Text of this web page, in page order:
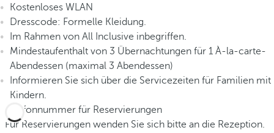
Kostenloses WLAN
Dresscode: Formelle Kleidung.
Im Rahmen von All Inclusive inbegriffen.
Mindestaufenthalt von 3 Übernachtungen für 1 À-la-carte-
Abendessen (maximal 3 Abendessen)
Informieren Sie sich über die Servicezeiten für Familien mit
Kindern.
Telefonnummer für Reservierungen
Für Reservierungen wenden Sie sich bitte an die Rezeption.